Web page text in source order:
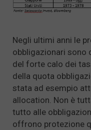
Negli ultimi anni le
obbligazionari sono
del forte calo dei
della quota
stata ad esempio
allocation. Non è
tutto alle
offrono protezione